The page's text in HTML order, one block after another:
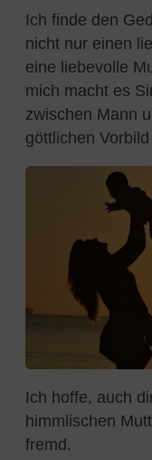
Ich finde den
nicht nur einen
eine liebevolle
mich macht es
zwischen Mann
göttlichen
Ich hoffe, auch
himmlischen
fremd.